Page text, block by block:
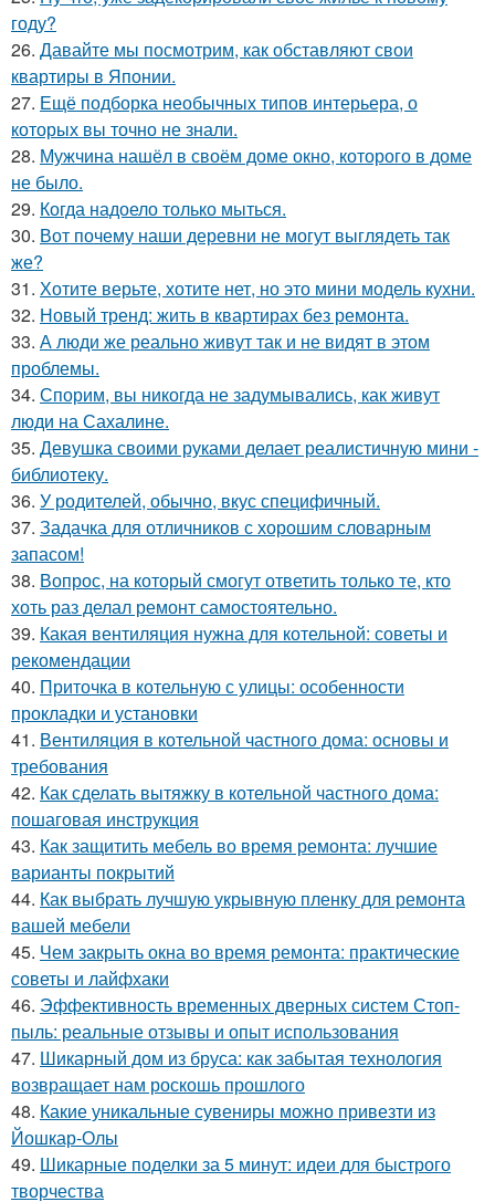
году?
26. Давайте мы посмотрим, как обставляют свои
квартиры в Японии.
27. Ещё подборка необычных типов интерьера, о
которых вы точно не знали.
28. Мужчина нашёл в своём доме окно, которого в доме
не было.
29. Когда надоело только мыться.
30. Вот почему наши деревни не могут выглядеть так
же?
31. Хотите верьте, хотите нет, но это мини модель кухни.
32. Новый тренд: жить в квартирах без ремонта.
33. А люди же реально живут так и не видят в этом
проблемы.
34. Спорим, вы никогда не задумывались, как живут
люди на Сахалине.
35. Девушка своими руками делает реалистичную мини -
библиотеку.
36. У родителей, обычно, вкус специфичный.
37. Задачка для отличников с хорошим словарным
запасом!
38. Вопрос, на который смогут ответить только те, кто
хоть раз делал ремонт самостоятельно.
39. Какая вентиляция нужна для котельной: советы и
рекомендации
40. Приточка в котельную с улицы: особенности
прокладки и установки
41. Вентиляция в котельной частного дома: основы и
требования
42. Как сделать вытяжку в котельной частного дома:
пошаговая инструкция
43. Как защитить мебель во время ремонта: лучшие
варианты покрытий
44. Как выбрать лучшую укрывную пленку для ремонта
вашей мебели
45. Чем закрыть окна во время ремонта: практические
советы и лайфхаки
46. Эффективность временных дверных систем Стоп-
пыль: реальные отзывы и опыт использования
47. Шикарный дом из бруса: как забытая технология
возвращает нам роскошь прошлого
48. Какие уникальные сувениры можно привезти из
Йошкар-Олы
49. Шикарные поделки за 5 минут: идеи для быстрого
творчества